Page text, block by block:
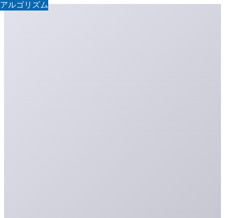
アルゴリズム
アルゴリズム
アルゴリズム
アルゴリズム
アルゴリズム
アルゴリズム
アルゴリズム
アルゴリズム
アルゴリズム